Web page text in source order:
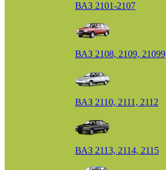
ВАЗ 2101-2107
ВАЗ 2108, 2109, 21099
ВАЗ 2110, 2111, 2112
ВАЗ 2113, 2114, 2115